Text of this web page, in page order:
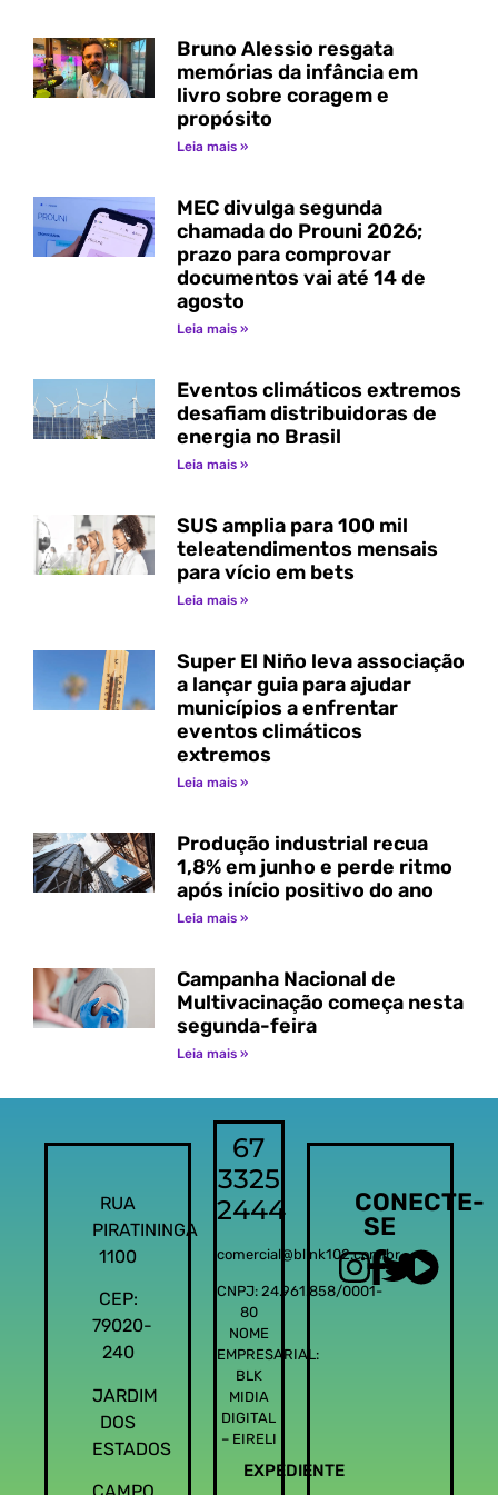
Bruno Alessio resgata
memórias da infância em
livro sobre coragem e
propósito
Leia mais »
MEC divulga segunda
chamada do Prouni 2026;
prazo para comprovar
documentos vai até 14 de
agosto
Leia mais »
Eventos climáticos extremos
desafiam distribuidoras de
energia no Brasil
Leia mais »
SUS amplia para 100 mil
teleatendimentos mensais
para vício em bets
Leia mais »
Super El Niño leva associação
a lançar guia para ajudar
municípios a enfrentar
eventos climáticos
extremos
Leia mais »
Produção industrial recua
1,8% em junho e perde ritmo
após início positivo do ano
Leia mais »
Campanha Nacional de
Multivacinação começa nesta
segunda-feira
Leia mais »
RUA
PIRATININGA
1100
CEP:
79020-
240
JARDIM
DOS
ESTADOS
67
3325
2444
comercial@blink102.com.br
CNPJ: 24.961.858/0001-
80
NOME
EMPRESARIAL:
BLK
MIDIA
DIGITAL
– EIRELI
EXPEDIENTE
CONECTE-
SE